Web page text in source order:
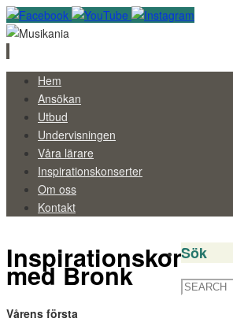
Skip
content
Hem
Ansökan
Utbud
Undervisningen
Våra lärare
Inspirationskonserter
Om oss
Kontakt
Inspirationskonsert
med Bronk
Vårens första
Sök
Search